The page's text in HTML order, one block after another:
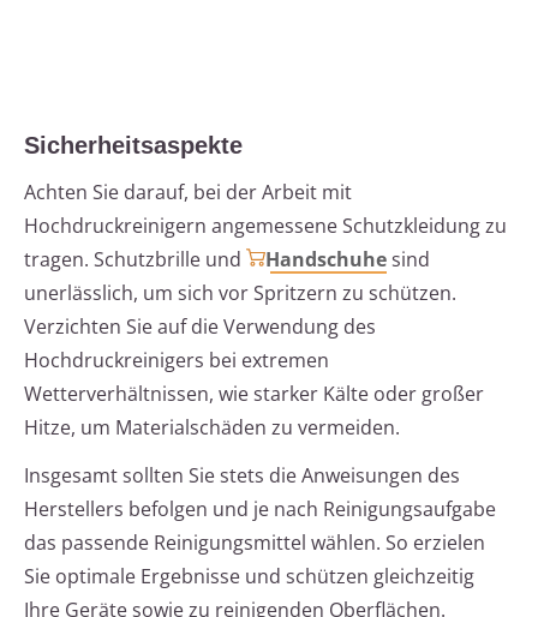
Sicherheitsaspekte
Achten Sie darauf, bei der Arbeit mit
Hochdruckreinigern angemessene Schutzkleidung zu
tragen. Schutzbrille und
Handschuhesind
unerlässlich, um sich vor Spritzern zu schützen.
Verzichten Sie auf die Verwendung des
Hochdruckreinigers bei extremen
Wetterverhältnissen, wie starker Kälte oder großer
Hitze, um Materialschäden zu vermeiden.
Insgesamt sollten Sie stets die Anweisungen des
Herstellers befolgen und je nach Reinigungsaufgabe
das passende Reinigungsmittel wählen. So erzielen
Sie optimale Ergebnisse und schützen gleichzeitig
Ihre Geräte sowie zu reinigenden Oberflächen.